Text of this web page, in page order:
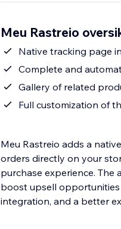
Meu Rastreio
Native tracking page
Complete and
Gallery of related
Full customization of
Meu Rastreio adds a
orders directly on your
purchase experience.
boost upsell opportunities
integration, and a better